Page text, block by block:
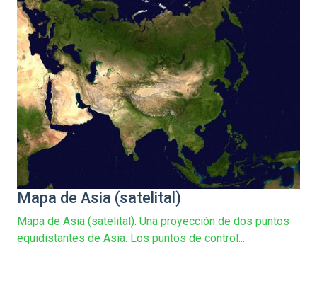
Mapa de Asia (satelital)
Mapa de Asia (satelital). Una proyección de dos puntos
equidistantes de Asia. Los puntos de control...